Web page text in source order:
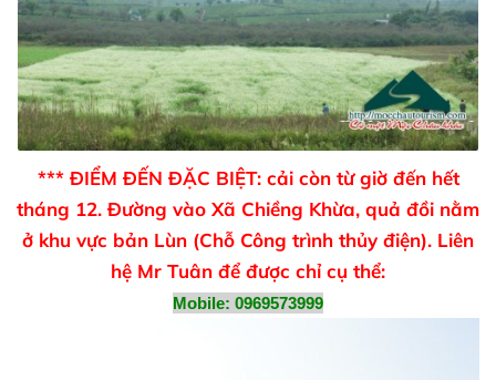
*** ĐIỂM ĐẾN ĐẶC BIỆT: cải còn từ giờ đến hết
tháng 12. Đường vào Xã Chiềng Khừa, quả đồi nằm
ở khu vực bản Lùn (Chỗ Công trình thủy điện). Liên
hệ Mr Tuân để được chỉ cụ thể:
Mobile: 0969573999